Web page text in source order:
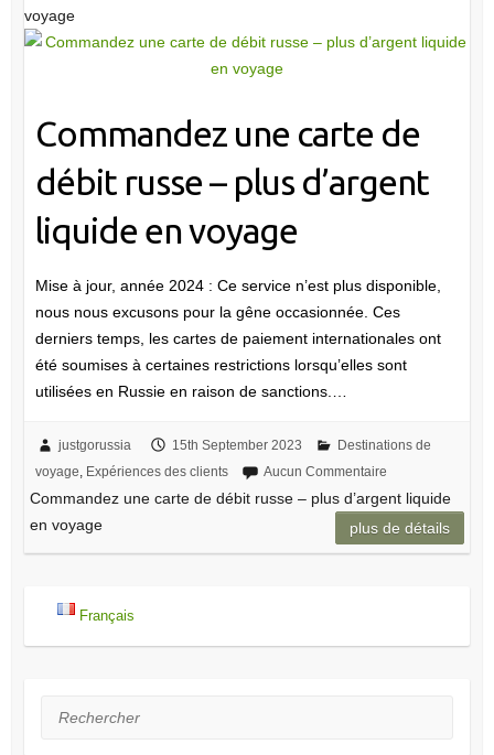
voyage
Commandez une carte de
débit russe – plus d’argent
liquide en voyage
Mise à jour, année 2024 : Ce service n’est plus disponible,
nous nous excusons pour la gêne occasionnée. Ces
derniers temps, les cartes de paiement internationales ont
été soumises à certaines restrictions lorsqu’elles sont
utilisées en Russie en raison de sanctions.…
justgorussia 15th September 2023
Destinations de
voyage, Expériences des clients Aucun Commentaire
Commandez une carte de débit russe – plus d’argent liquide
en voyage
plus de détails
Français
Rechercher